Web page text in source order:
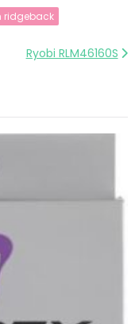
ridgeback
Ryobi RLM46160S